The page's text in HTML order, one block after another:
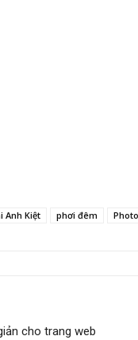
Anh Kiệt phơi đêm
cho trang web